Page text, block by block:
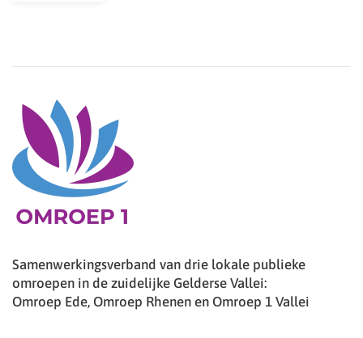
Samenwerkingsverband van drie lokale publieke
omroepen in de zuidelijke Gelderse Vallei:
Omroep Ede, Omroep Rhenen en Omroep 1 Vallei